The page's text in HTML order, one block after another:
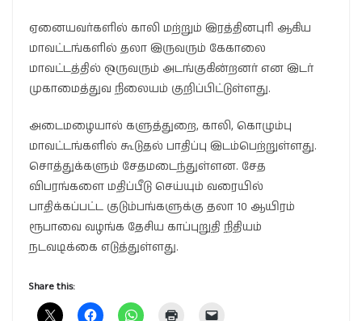
ஏனையவர்களில் காலி மற்றும் இரத்தினபுரி ஆகிய
மாவட்டங்களில் தலா இருவரும் கேகாலை
மாவட்டத்தில் ஒருவரும் அடங்குகின்றனர் என இடர்
முகாமைத்துவ நிலையம் குறிப்பிட்டுள்ளது.
அடைமழையால் களுத்துறை, காலி, கொழும்பு
மாவட்டங்களில் கூடுதல் பாதிப்பு இடம்பெற்றுள்ளது.
சொத்துக்களும் சேதமடைந்துள்ளன. சேத
விபரங்களை மதிப்பீடு செய்யும் வரையில்
பாதிக்கப்பட்ட குடும்பங்களுக்கு தலா 10 ஆயிரம்
ரூபாவை வழங்க தேசிய காப்புறுதி நிதியம்
நடவடிக்கை எடுத்துள்ளது.
Share this: